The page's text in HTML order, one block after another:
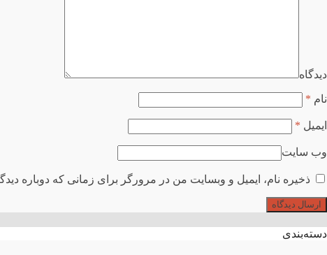
دیدگاه
نام *
ایمیل *
وب سایت
ذخیره نام، ایمیل و وبسایت من در مرورگر برای زمانی که دوباره
دسته‌بندی